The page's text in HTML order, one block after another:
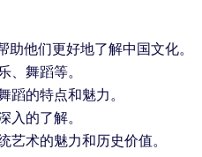
他们更好地了解中国文化。
、舞蹈等。
的特点和魅力。
入的了解。
术的魅力和历史价值。